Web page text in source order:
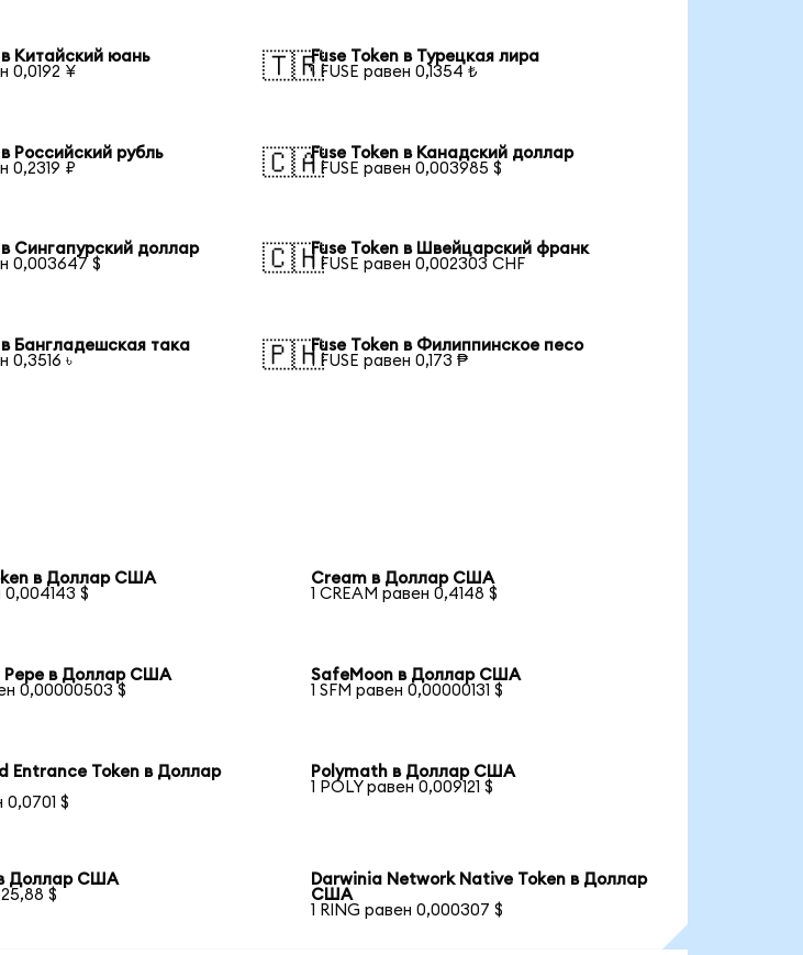
в Китайский юань
0,0192 ¥
🇹🇷Fuse Token в Турецкая лира
1 FUSE равен 0,1354 ₺
в Российский рубль
0,2319 ₽
🇨🇦Fuse Token в Канадский доллар
1 FUSE равен 0,003985 $
в Сингапурский доллар
0,003647 $
🇨🇭Fuse Token в Швейцарский франк
1 FUSE равен 0,002303 CHF
в Бангладешская така
0,3516 ৳
🇵🇭Fuse Token в Филиппинское песо
1 FUSE равен 0,173 ₱
в Доллар США
0,004143 $
Cream в Доллар США
1 CREAM равен 0,4148 $
Pepe в Доллар США
0,00000503 $
SafeMoon в Доллар США
1 SFM равен 0,00000131 $
Entrance Token в Доллар
0,0701 $
Polymath в Доллар США
1 POLY равен 0,009121 $
в Доллар США
$
Darwinia Network Native Token в Доллар
США
1 RING равен 0,000307 $